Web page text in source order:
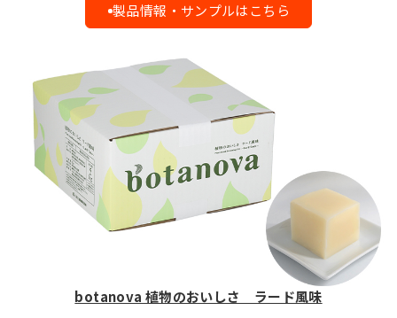
製品情報・サンプルはこちら
botanova 植物のおいしさ ラード風味